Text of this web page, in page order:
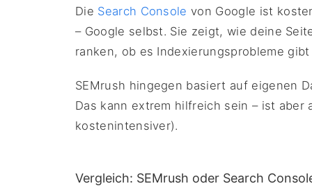
Die Search Console von Google ist
– Google selbst. Sie zeigt, wie deine
ranken, ob es Indexierungsprobleme
SEMrush hingegen basiert auf eigenen
Das kann extrem hilfreich sein – ist aber
kostenintensiver).
Vergleich: SEMrush oder Search